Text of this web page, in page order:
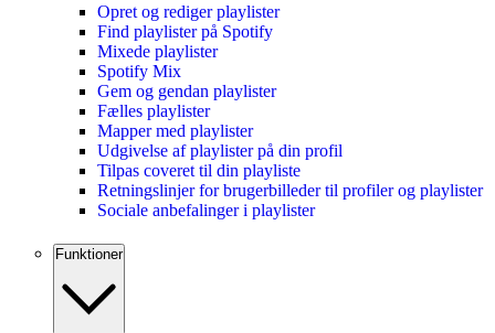
Opret og rediger playlister
Find playlister på Spotify
Mixede playlister
Spotify Mix
Gem og gendan playlister
Fælles playlister
Mapper med playlister
Udgivelse af playlister på din profil
Tilpas coveret til din playliste
Retningslinjer for brugerbilleder til profiler og playlister
Sociale anbefalinger i playlister
Funktioner